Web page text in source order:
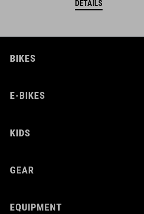
DETAILS
BIKES
E-BIKES
KIDS
GEAR
EQUIPMENT